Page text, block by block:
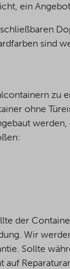
ein
sind
zu
ohne
der
Wir
Sollte